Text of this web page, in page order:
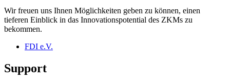
Wir freuen uns Ihnen Möglichkeiten geben zu können, einen
tieferen Einblick in das Innovationspotential des ZKMs zu
bekommen.
FDI e.V.
Support